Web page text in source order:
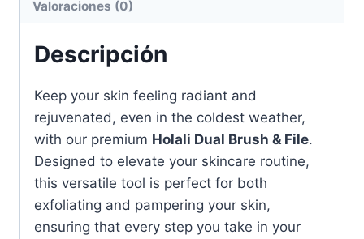
Valoraciones (0)
Descripción
Keep your skin feeling radiant and
rejuvenated, even in the coldest weather,
with our premium Holali Dual Brush & File.
Designed to elevate your skincare routine,
this versatile tool is perfect for both
exfoliating and pampering your skin,
ensuring that every step you take in your